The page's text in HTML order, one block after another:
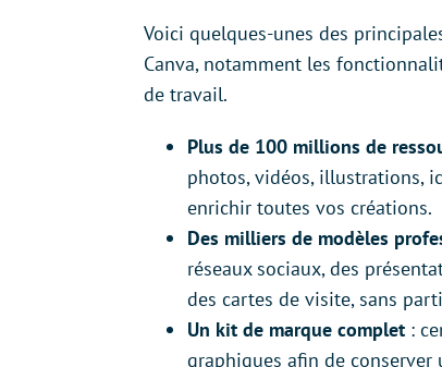
Voici quelques-unes des
Canva, notamment les
de travail.
Plus de 100 millions de
photos, vidéos, illustrations,
enrichir toutes vos créations.
Des milliers de modèles
réseaux sociaux, des
des cartes de visite, sans
Un kit de marque complet :
graphiques afin de conserver